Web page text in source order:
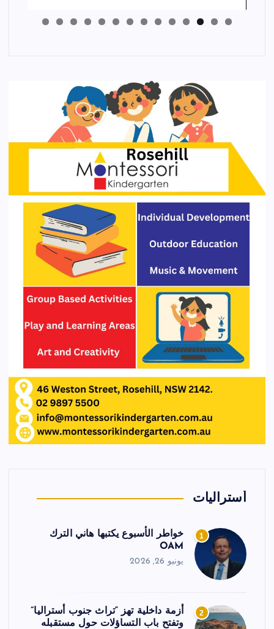
أستراليات
1
خواطر الأسبوع يكتبها هاني الترك
OAM
يونيو 26, 2026
2
أزمة داخلية تهز “تراث جنوب أستراليا”
وتفتح باب التساؤلات حول مستقبله